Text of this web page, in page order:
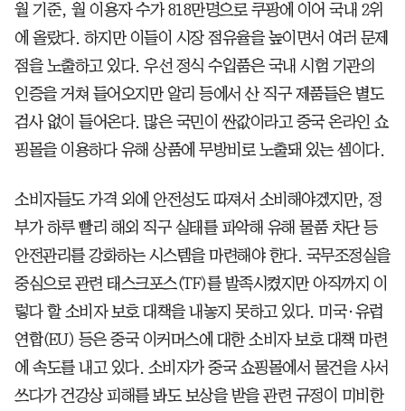
월 기준, 월 이용자 수가 818만명으로 쿠팡에 이어 국내 2위
에 올랐다. 하지만 이들이 시장 점유율을 높이면서 여러 문제
점을 노출하고 있다. 우선 정식 수입품은 국내 시험 기관의
인증을 거쳐 들어오지만 알리 등에서 산 직구 제품들은 별도
검사 없이 들어온다. 많은 국민이 싼값이라고 중국 온라인 쇼
핑몰을 이용하다 유해 상품에 무방비로 노출돼 있는 셈이다.
소비자들도 가격 외에 안전성도 따져서 소비해야겠지만, 정
부가 하루 빨리 해외 직구 실태를 파악해 유해 물품 차단 등
안전관리를 강화하는 시스템을 마련해야 한다. 국무조정실을
중심으로 관련 태스크포스(TF)를 발족시켰지만 아직까지 이
렇다 할 소비자 보호 대책을 내놓지 못하고 있다. 미국·유럽
연합(EU) 등은 중국 이커머스에 대한 소비자 보호 대책 마련
에 속도를 내고 있다. 소비자가 중국 쇼핑몰에서 물건을 사서
쓰다가 건강상 피해를 봐도 보상을 받을 관련 규정이 미비한